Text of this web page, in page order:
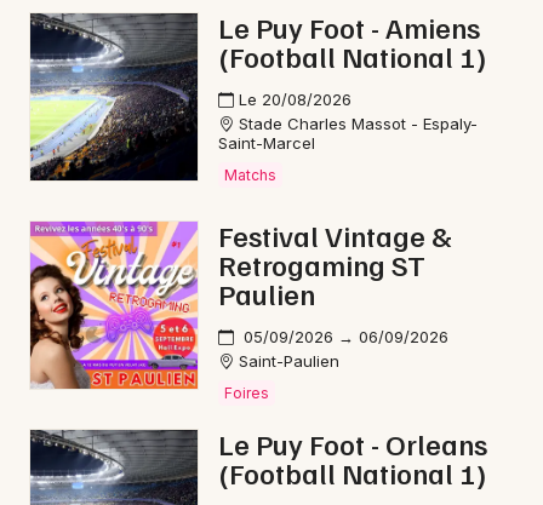
Le Puy Foot - Amiens
(Football National 1)
Le 20/08/2026
Stade Charles Massot - Espaly-
Saint-Marcel
Matchs
Festival Vintage &
Retrogaming ST
Paulien
05/09/2026 → 06/09/2026
Saint-Paulien
Foires
Le Puy Foot - Orleans
(Football National 1)